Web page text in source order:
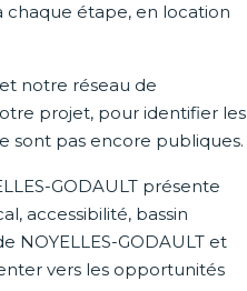
étape, en location
notre réseau de
projet, pour identifier les
sont pas encore publiques.
GODAULT présente
accessibilité, bassin
NOYELLES-GODAULT et
vers les opportunités